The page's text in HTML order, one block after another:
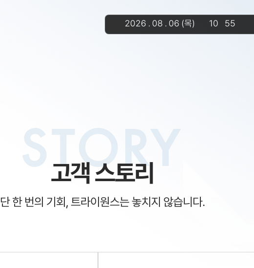
2026 . 08 . 06 (목) 10 55
STORY
고객 스토리
단 한 번의 기회, 트라이원스는 놓치지 않습니다.